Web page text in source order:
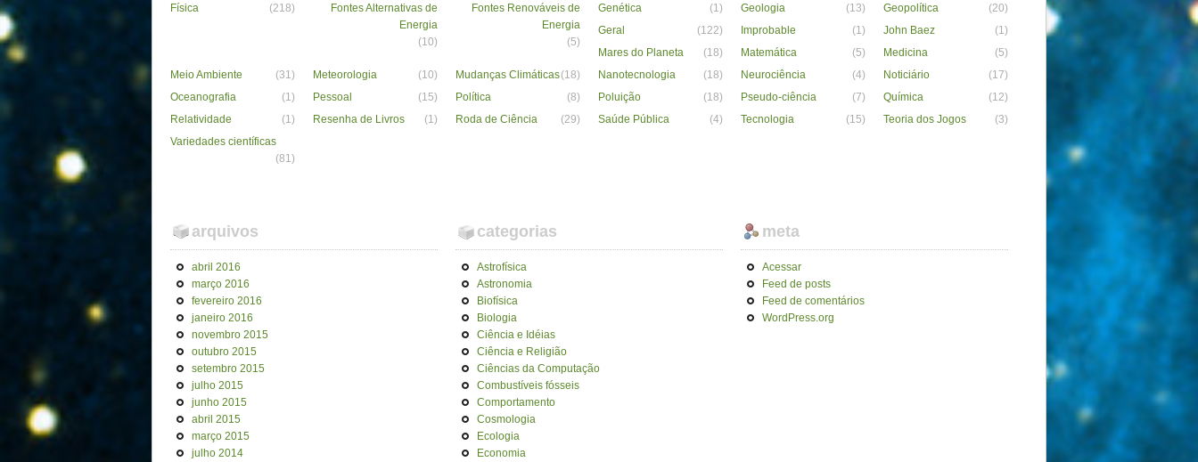
Física
(218)
Fontes Alternativas de
Energia
(10)
Fontes Renováveis de
Energia
(5)
Genética (1) Geologia (13) Geopolítica
(20)
Geral
(122) Improbable (1) John Baez
(1)
Mares do Planeta
(18) Matemática (5) Medicina
(5)
Meio Ambiente
(31) Meteorologia (10) Mudanças Climáticas(18) Nanotecnologia (18) Neurociência (4) Noticiário
(17)
Oceanografia
(1) Pessoal (15) Política (8) Poluição (18) Pseudo-ciência (7) Química
(12)
Relatividade
(1) Resenha de Livros (1) Roda de Ciência (29) Saúde Pública (4) Tecnologia (15) Teoria dos Jogos
(3)
Variedades científicas
(81)
arquivos
abril 2016
março 2016
fevereiro 2016
janeiro 2016
novembro 2015
outubro 2015
setembro 2015
julho 2015
junho 2015
abril 2015
março 2015
julho 2014
categorias
Astrofísica
Astronomia
Biofísica
Biologia
Ciência e Idéias
Ciência e Religião
Ciências da Computação
Combustíveis fósseis
Comportamento
Cosmologia
Ecologia
Economia
meta
Acessar
Feed de posts
Feed de comentários
WordPress.org